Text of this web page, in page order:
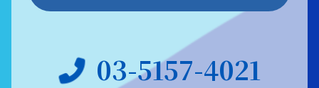
03-5157-4021